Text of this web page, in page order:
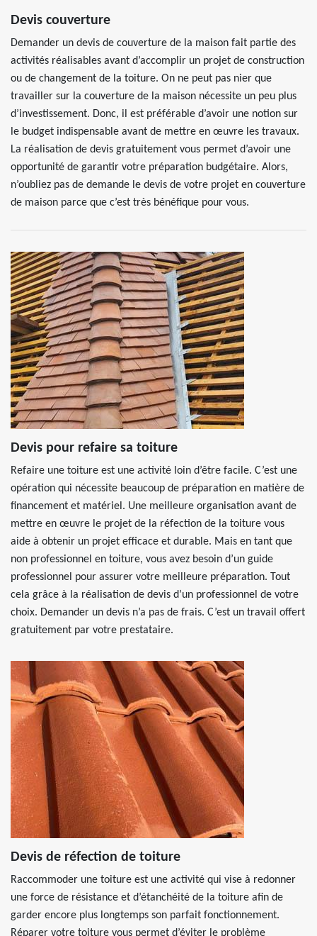
Devis couverture
Demander un devis de couverture de la maison fait partie des
activités réalisables avant d’accomplir un projet de construction
ou de changement de la toiture. On ne peut pas nier que
travailler sur la couverture de la maison nécessite un peu plus
d’investissement. Donc, il est préférable d’avoir une notion sur
le budget indispensable avant de mettre en œuvre les travaux.
La réalisation de devis gratuitement vous permet d’avoir une
opportunité de garantir votre préparation budgétaire. Alors,
n’oubliez pas de demande le devis de votre projet en couverture
de maison parce que c’est très bénéfique pour vous.
Devis pour refaire sa toiture
Refaire une toiture est une activité loin d’être facile. C’est une
opération qui nécessite beaucoup de préparation en matière de
financement et matériel. Une meilleure organisation avant de
mettre en œuvre le projet de la réfection de la toiture vous
aide à obtenir un projet efficace et durable. Mais en tant que
non professionnel en toiture, vous avez besoin d’un guide
professionnel pour assurer votre meilleure préparation. Tout
cela grâce à la réalisation de devis d’un professionnel de votre
choix. Demander un devis n’a pas de frais. C’est un travail offert
gratuitement par votre prestataire.
Devis de réfection de toiture
Raccommoder une toiture est une activité qui vise à redonner
une force de résistance et d’étanchéité de la toiture afin de
garder encore plus longtemps son parfait fonctionnement.
Réparer votre toiture vous permet d’éviter le problème